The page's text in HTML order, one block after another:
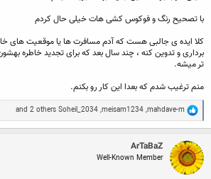
با تصحیح رنگ و فوکوس کشی هات خیلی حال کردم
کلا ایده ی جالبی هست که آدم مسافرت ها یا موقعیت های
برداری و تدوین کنه ، چند سال بعد که برای تجدید خاطره
تر میشه.
منم ترغیب شدم که بعدا این کار رو بکنم.
R
a
t
i
o
mahdave-m
,
meisam1234
,
Soheil_2034
ArTaBaZ
Well-Known Member